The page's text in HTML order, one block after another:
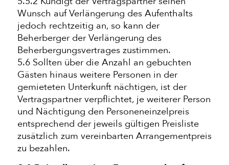
Wunsch auf Verlängerung des Aufenthalts
jedoch rechtzeitig an, so kann der
Beherberger der Verlängerung des
Beherbergungsvertrages zustimmen.
5.6 Sollten über die Anzahl an gebuchten
Gästen hinaus weitere Personen in der
gemieteten Unterkunft nächtigen, ist der
Vertragspartner verpflichtet, je weiterer Person
und Nächtigung den Personeneinzelpreis
entsprechend der jeweils gültigen Preisliste
zusätzlich zum vereinbarten Arrangementpreis
zu bezahlen.